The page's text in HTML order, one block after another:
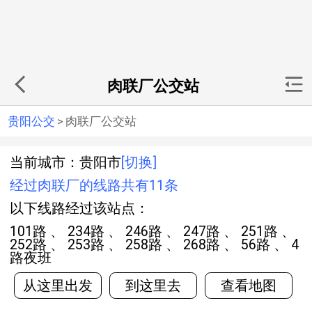
肉联厂公交站
贵阳公交 > 肉联厂公交站
当前城市：贵阳市 [切换]
经过肉联厂的线路共有11条
以下线路经过该站点：
101路 、 234路 、 246路 、 247路 、 251路 、
252路 、 253路 、 258路 、 268路 、 56路 、 4
路夜班
从这里出发
到这里去 查看地图